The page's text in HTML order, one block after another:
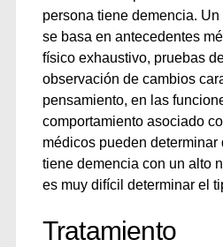
persona tiene demencia.
se basa en antecedentes
físico exhaustivo, pruebas
observación de cambios
pensamiento, en las
comportamiento asociado
médicos pueden determinar
tiene demencia con un alto
es muy difícil determinar el
Tratamiento